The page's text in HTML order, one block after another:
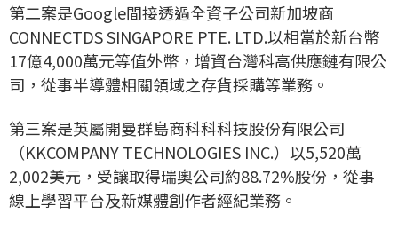
第二案是Google間接透過全資子公司新加坡商
CONNECTDS SINGAPORE PTE. LTD.以相當於新台幣
17億4,000萬元等值外幣，增資台灣科高供應鏈有限公
司，從事半導體相關領域之存貨採購等業務。
第三案是英屬開曼群島商科科科技股份有限公司
（KKCOMPANY TECHNOLOGIES INC.）以5,520萬
2,002美元，受讓取得瑞奧公司約88.72%股份，從事
線上學習平台及新媒體創作者經紀業務。